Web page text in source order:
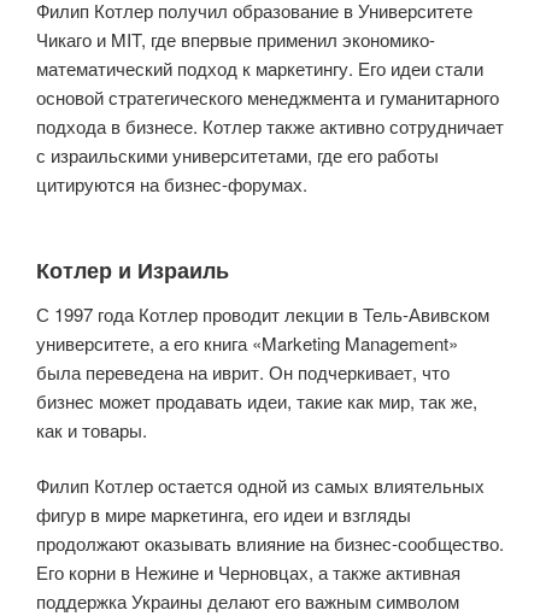
Филип Котлер получил образование в Университете
Чикаго и MIT, где впервые применил экономико-
математический подход к маркетингу. Его идеи стали
основой стратегического менеджмента и гуманитарного
подхода в бизнесе. Котлер также активно сотрудничает
с израильскими университетами, где его работы
цитируются на бизнес-форумах.
Котлер и Израиль
С 1997 года Котлер проводит лекции в Тель-Авивском
университете, а его книга «Marketing Management»
была переведена на иврит. Он подчеркивает, что
бизнес может продавать идеи, такие как мир, так же,
как и товары.
Филип Котлер остается одной из самых влиятельных
фигур в мире маркетинга, его идеи и взгляды
продолжают оказывать влияние на бизнес-сообщество.
Его корни в Нежине и Черновцах, а также активная
поддержка Украины делают его важным символом